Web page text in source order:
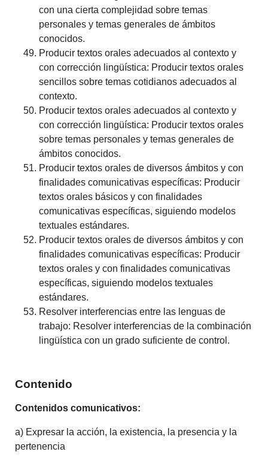
con una cierta complejidad sobre temas
personales y temas generales de ámbitos
conocidos.
Producir textos orales adecuados al contexto y
con corrección lingüística: Producir textos orales
sencillos sobre temas cotidianos adecuados al
contexto.
Producir textos orales adecuados al contexto y
con corrección lingüística: Producir textos orales
sobre temas personales y temas generales de
ámbitos conocidos.
Producir textos orales de diversos ámbitos y con
finalidades comunicativas específicas: Producir
textos orales básicos y con finalidades
comunicativas específicas, siguiendo modelos
textuales estándares.
Producir textos orales de diversos ámbitos y con
finalidades comunicativas específicas: Producir
textos orales y con finalidades comunicativas
específicas, siguiendo modelos textuales
estándares.
Resolver interferencias entre las lenguas de
trabajo: Resolver interferencias de la combinación
lingüística con un grado suficiente de control.
Contenido
Contenidos comunicativos:
a) Expresar la acción, la existencia, la presencia y la
pertenencia